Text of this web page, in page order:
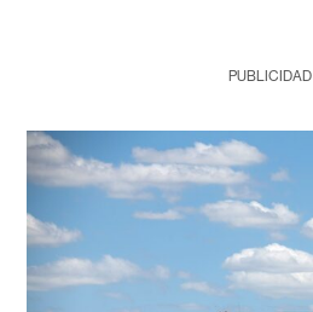
PUBLICIDAD